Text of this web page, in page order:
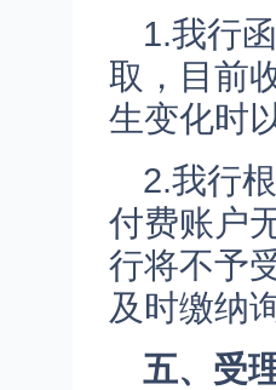
1.我行
取，目前
生变化时
2.我行
付费账户
行将不予
及时缴纳
五、受